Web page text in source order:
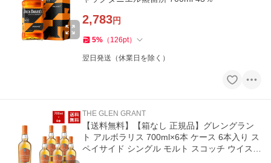
2,783円
5% （ 126pt）
翌日発送（休業日を除く）
THE GLEN GRANT
【送料無料】【箱なし 正規品】グレングラン
ト アルボラリス 700ml×6本 ケース 6本入り ス
ペイサイド シングル モルト スコッチ ウイスキ